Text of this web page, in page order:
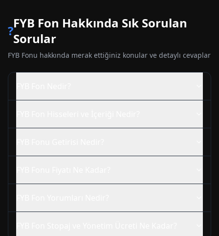
?FYB Fon Hakkında Sık Sorulan
Sorular
FYB Fonu hakkında merak ettiğiniz konular ve detaylı cevaplar